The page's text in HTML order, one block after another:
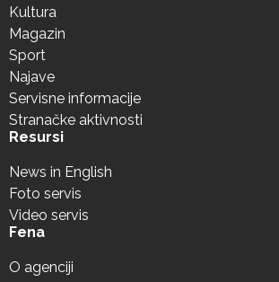
Kultura
Magazin
Sport
Najave
Servisne informacije
Stranačke aktivnosti
Resursi
News in English
Foto servis
Video servis
Fena
O agenciji